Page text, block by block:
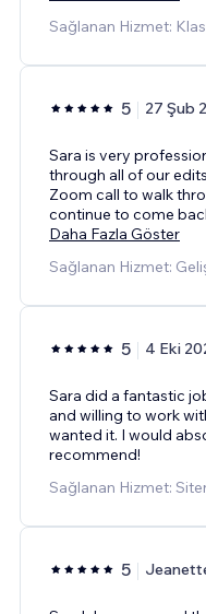
Sağlanan Hizmet:
5 27 Şub
Sara is very
through all of our
Zoom call to walk
continue to come
Daha Fazla Göster
Sağlanan Hizmet:
5 4 Eki
Sara did a fantastic
and willing to work
wanted it. I would
recommend!
Sağlanan Hizmet:
5